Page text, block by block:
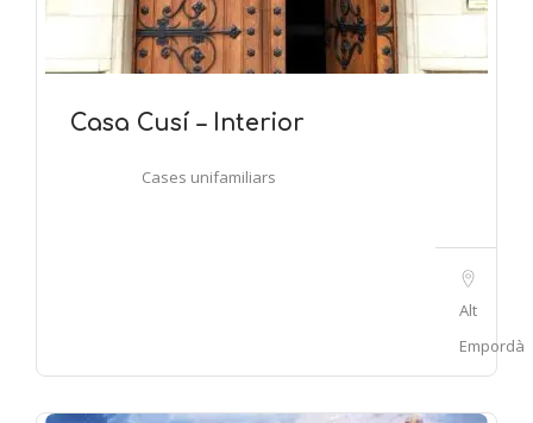
Casa Cusí – Interior
Cases unifamiliars
Alt
Empordà